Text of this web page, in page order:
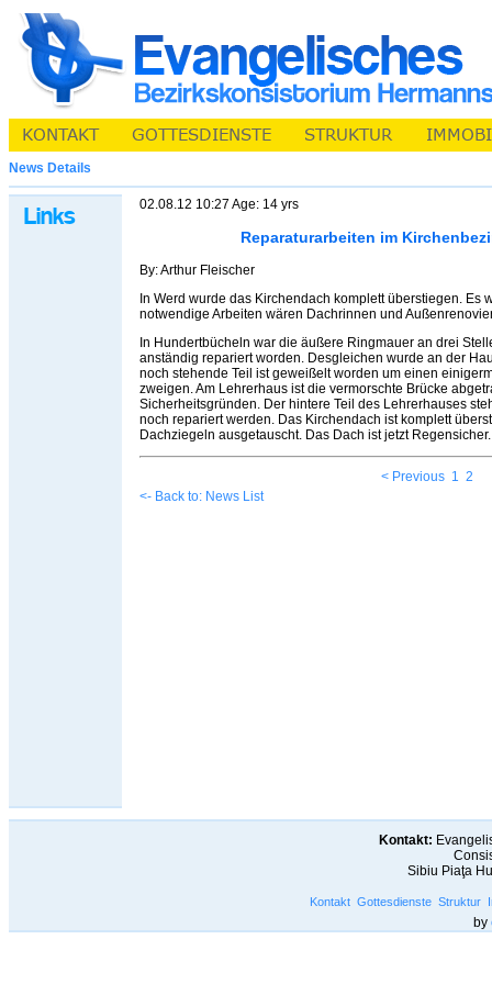
News Details
02.08.12 10:27 Age: 14 yrs
Reparaturarbeiten im
By: Arthur Fleischer
In Werd wurde das Kirchendach komplett überstiegen. Es
notwendige Arbeiten wären Dachrinnen und
In Hundertbücheln war die äußere Ringmauer an drei
anständig repariert worden. Desgleichen wurde an der
noch stehende Teil ist geweißelt worden um einen
zweigen. Am Lehrerhaus ist die vermorschte Brücke
Sicherheitsgründen. Der hintere Teil des Lehrerhauses
noch repariert werden. Das Kirchendach ist komplett
Dachziegeln ausgetauscht. Das Dach ist jetzt Regensicher.
< Previous 1 2
<- Back to: News List
Kontakt:
Sibiu Piaţa
Kontakt Gottesdienste Struktur
by